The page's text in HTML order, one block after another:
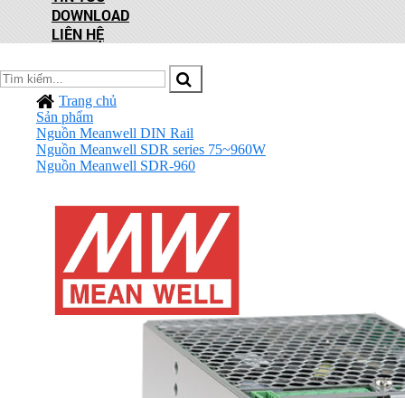
DOWNLOAD
LIÊN HỆ
Trang chủ
Sản phẩm
Nguồn Meanwell DIN Rail
Nguồn Meanwell SDR series 75~960W
Nguồn Meanwell SDR-960